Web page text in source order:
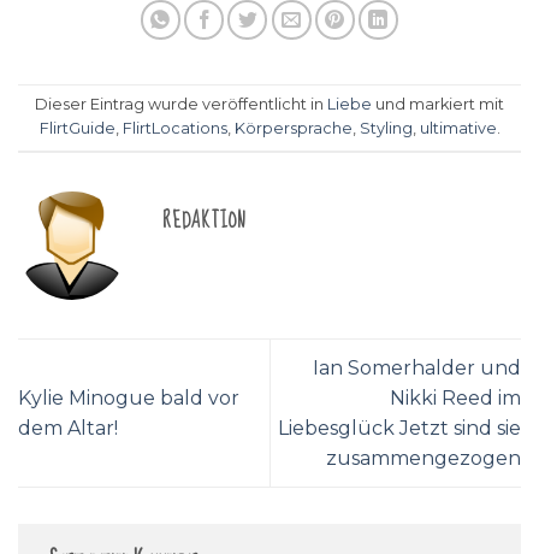
Dieser Eintrag wurde veröffentlicht in Liebe und markiert mit
FlirtGuide, FlirtLocations, Körpersprache, Styling, ultimative.
REDAKTION
Kylie Minogue bald vor
dem Altar!
Ian Somerhalder und
Nikki Reed im
Liebesglück Jetzt sind sie
zusammengezogen